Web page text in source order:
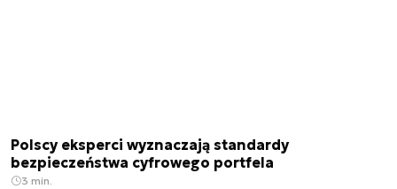
Polscy eksperci wyznaczają standardy
bezpieczeństwa cyfrowego portfela
3 min.